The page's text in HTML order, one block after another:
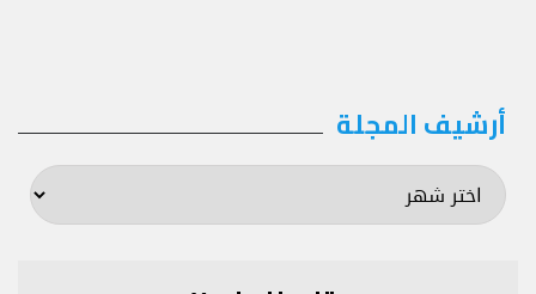
أرشيف المجلة أرشيف
المجلة